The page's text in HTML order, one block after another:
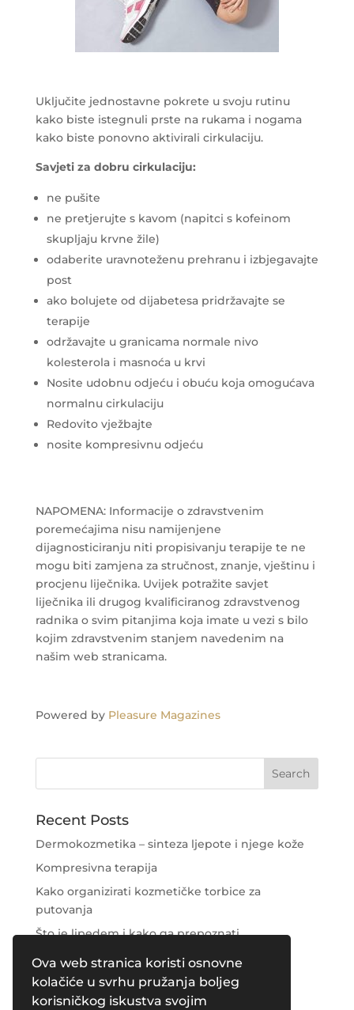
Ova web stranica koristi osnovne
kolačiće u svrhu pružanja boljeg
korisničkog iskustva svojim
Uključite jednostavne pokrete u svoju rutinu
kako biste istegnuli prste na rukama i nogama
kako biste ponovno aktivirali cirkulaciju.
Savjeti za dobru cirkulaciju:
ne pušite
ne pretjerujte s kavom (napitci s kofeinom
skupljaju krvne žile)
odaberite uravnoteženu prehranu i izbjegavajte
post
ako bolujete od dijabetesa pridržavajte se
terapije
održavajte u granicama normale nivo
kolesterola i masnoća u krvi
Nosite udobnu odjeću i obuću koja omogućava
normalnu cirkulaciju
Redovito vježbajte
nosite kompresivnu odjeću
NAPOMENA: Informacije o zdravstvenim
poremećajima nisu namijenjene
dijagnosticiranju niti propisivanju terapije te ne
mogu biti zamjena za stručnost, znanje, vještinu i
procjenu liječnika. Uvijek potražite savjet
liječnika ili drugog kvalificiranog zdravstvenog
radnika o svim pitanjima koja imate u vezi s bilo
kojim zdravstvenim stanjem navedenim na
našim web stranicama.
Powered by Pleasure Magazines
Recent Posts
Dermokozmetika – sinteza ljepote i njege kože
Kompresivna terapija
Kako organizirati kozmetičke torbice za
putovanja
Što je lipedem i kako ga prepoznati
Njega područja oko očiju
Recent Comments